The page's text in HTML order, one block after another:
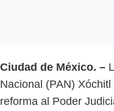
Ciudad de México. –
Nacional (PAN)
reforma al Poder